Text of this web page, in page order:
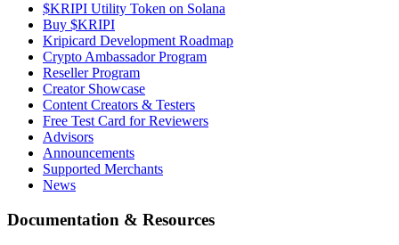
$KRIPI Utility Token on Solana
Buy $KRIPI
Kripicard Development Roadmap
Crypto Ambassador Program
Reseller Program
Creator Showcase
Content Creators & Testers
Free Test Card for Reviewers
Advisors
Announcements
Supported Merchants
News
Documentation & Resources